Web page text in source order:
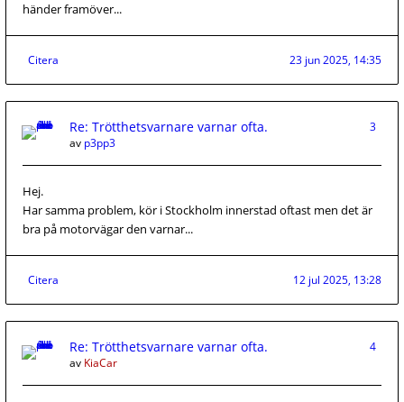
händer framöver...
Citera 23 jun 2025, 14:35
Re: Trötthetsvarnare varnar ofta.
3
av p3pp3
Hej.
Har samma problem, kör i Stockholm innerstad oftast men det är
bra på motorvägar den varnar...
Citera 12 jul 2025, 13:28
Re: Trötthetsvarnare varnar ofta.
4
av KiaCar